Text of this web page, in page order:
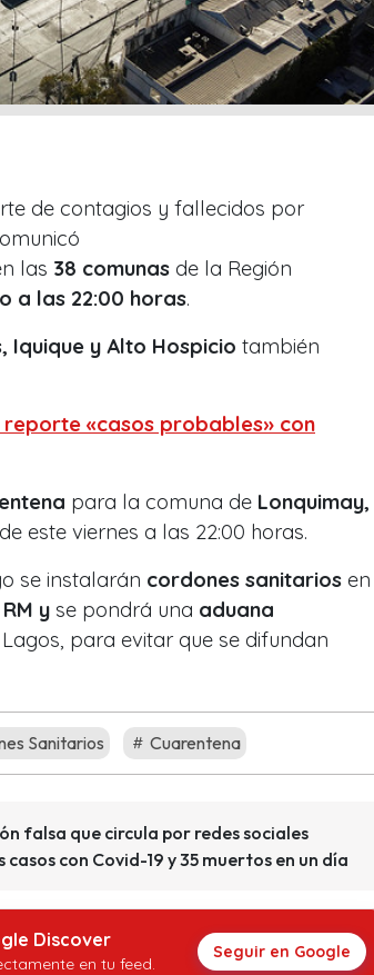
de contagios y fallecidos por
las 38 comunas de la Región
a las 22:00 horas.
y Alto Hospicio también
«casos probables» con
para la comuna de Lonquimay,
este viernes a las 22:00 horas.
se instalarán cordones sanitarios en
y se pondrá una aduana
para evitar que se difundan
Sanitarios Cuarentena
falsa que circula por redes sociales
con Covid-19 y 35 muertos en un día
Discover
en tu feed.
Seguir en Google